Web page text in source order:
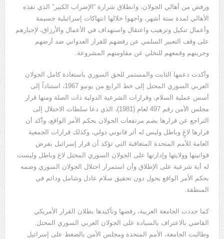
ورفض من أهالي الجولان، وانطلاق شرارة “الإضراب الكبير” الذي نفذه
الأهالي لمدة ستة أشهر، واجهوا خلالها انتهاكات إسرائيلية جسيمة
وأعمال تنكيل وترهيب واعتقال واستهداف في الأعمال والأرزاق، لإجبارهم
على وقف التعبير السلمي عن رفضهم للقرار العدواني ضد أرضهم
وحريتهم وقمعهم للتخلي عن مقاومتهم المشروعة.
وأكدت دعمها الثابت والمستمر للحق السوري باستعادة كامل الجولان
العربي السوري المحتل إلى خط الرابع من يونيو 1967، استناداً إلى
أسس عملية السلام، وقرارات الشرعية الدولية ذات الصلة ومنها قرار
مجلس الأمن رقم 497 لعام (1981)، الذي دعا سلطات الاحتلال إلى
التراجع عن قرارها بضم مرتفعات الجولان بحكم الأمر الواقع، وأكد أن
قرارها لاغٍ وباطل وليس له أثر قانوني دولي، وكذلك قرارات الجمعية
العامة للأمم المتحدة المتعاقبة التي تؤكد أن قرار إسرائيل بفرض
قوانينها وولايتها وإدارتها على الجولان السوري المحتل لاغ وباطل وليست
له أية شرعية على الإطلاق وأن استمرار احتلال الجولان السوري وضمه
بحكم الأمر الواقع يحول دون تحقيق سلام عادل وشامل ودائم في
المنطقة.
كما جددت الجامعة العربية، رفضها وتأكيدها بطلان القرار الأمريكي
القاضي بالاعتراف بالسيادة على الجولان العربي السوري المحتل.
وطالبت الجامعة، الأمم المتحدة ومجلس الأمن بالضغط على إسرائيل